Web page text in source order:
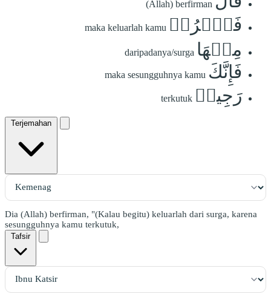
(Allah) berfirman
فَٱخۡرُجۡ maka keluarlah kamu
مِنۡهَا daripadanya/surga
فَإِنَّكَ maka sesungguhnya kamu
رَجِيمٞ terkutuk
Terjemahan
Dia (Allah) berfirman, "(Kalau begitu) keluarlah dari surga, karena
sesungguhnya kamu terkutuk,
Tafsir